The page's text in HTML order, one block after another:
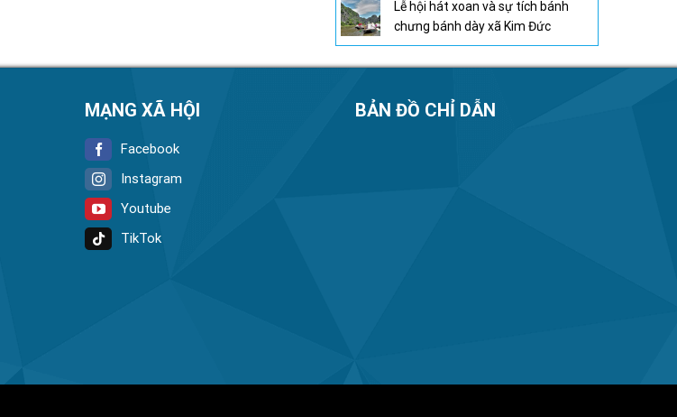
Lễ hội hát xoan và sự tích bánh
chưng bánh dày xã Kim Đức
MẠNG XÃ HỘI
Facebook
Instagram
Youtube
TikTok
BẢN ĐỒ CHỈ DẪN